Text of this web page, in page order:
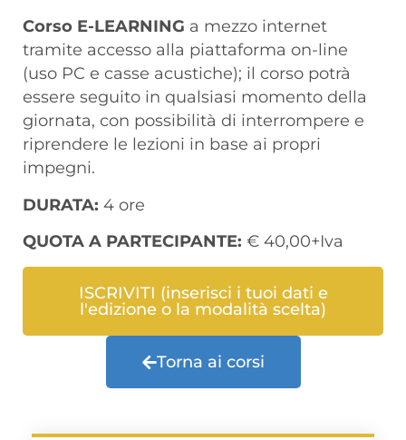
Corso E-LEARNING a mezzo internet
tramite accesso alla piattaforma on-line
(uso PC e casse acustiche); il corso potrà
essere seguito in qualsiasi momento della
giornata, con possibilità di interrompere e
riprendere le lezioni in base ai propri
impegni.
DURATA: 4 ore
QUOTA A PARTECIPANTE: € 40,00+Iva
ISCRIVITI (inserisci i tuoi dati e
l'edizione o la modalità scelta)
Torna ai corsi